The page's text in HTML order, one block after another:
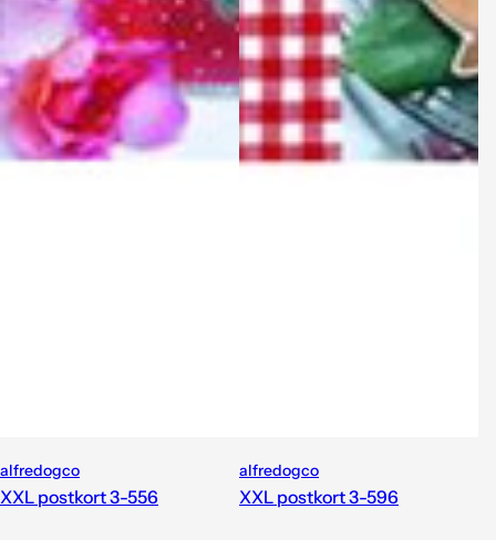
alfredogco
XXL postkort 3-556
alfredogco
XXL postkort 3-596